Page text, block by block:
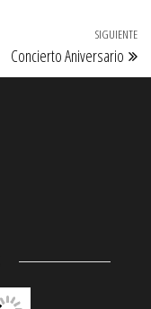
SIGUIENTE
Concierto Aniversario